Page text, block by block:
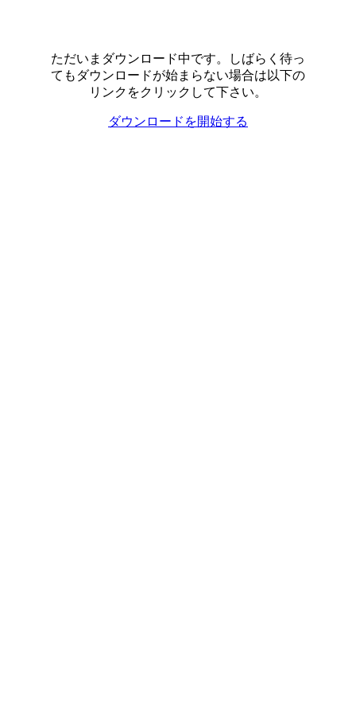
ただいまダウンロード中です。しばらく待っ
てもダウンロードが始まらない場合は以下の
リンクをクリックして下さい。
ダウンロードを開始する